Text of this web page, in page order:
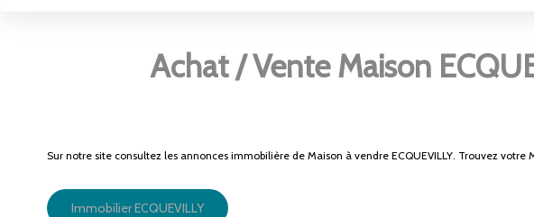
Achat / Vente Maison
Sur notre site consultez les annonces immobilière de Maison à vendre ECQUEVILLY. Trouvez votre
Immobilier ECQUEVILLY